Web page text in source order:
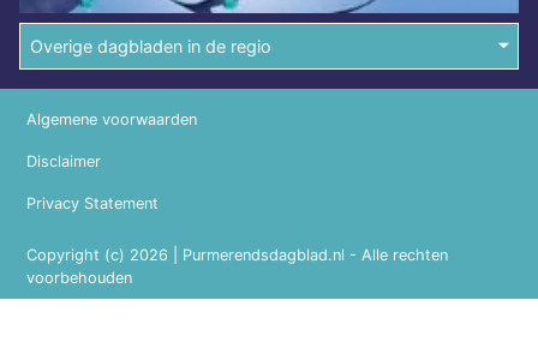
Overige dagbladen in de regio
Copyright (c) 2026 | Purmerendsdagblad.nl - Alle rechten
voorbehouden
Algemene voorwaarden
Disclaimer
Privacy Statement